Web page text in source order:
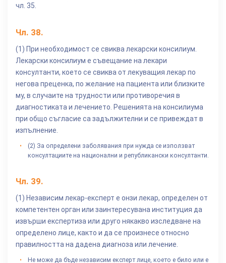
чл. 35.
Чл. 38.
(1) При необходимост се свиква лекарски консилиум.
Лекарски консилиум е съвещание на лекари
консултанти, което се свиква от лекуващия лекар по
негова преценка, по желание на пациента или близките
му, в случаите на трудности или противоречия в
диагностиката и лечението. Решенията на консилиума
при общо съгласие са задължителни и се привеждат в
изпълнение.
(2) За определени заболявания при нужда се използват
консултациите на национални и републикански консултанти.
Чл. 39.
(1) Независим лекар-експерт е онзи лекар, определен от
компетентен орган или заинтересувана институция да
извърши експертиза или друго някакво изследване на
определено лице, както и да се произнесе относно
правилността на дадена диагноза или лечение.
Не може да бъде независим експерт лице, което е било или е